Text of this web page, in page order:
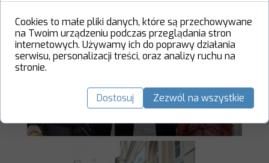
Cookies to małe pliki danych, które są przechowywane
na Twoim urządzeniu podczas przeglądania stron
internetowych. Używamy ich do poprawy działania
serwisu, personalizacji treści, oraz analizy ruchu na
stronie.
Dostosuj Zezwól na wszystkie